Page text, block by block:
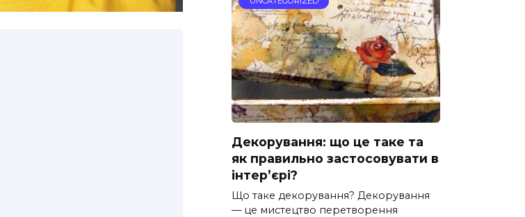
Декорування: що це таке та
як правильно застосовувати в
інтер’єрі?
Що таке декорування? Декорування
— це мистецтво перетворення